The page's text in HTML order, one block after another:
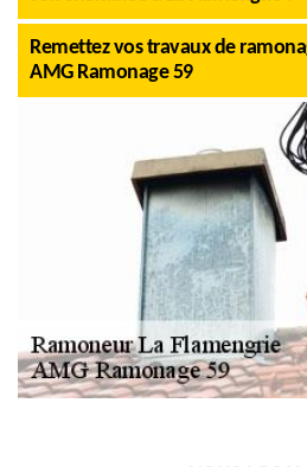
Remettez vos travaux de
AMG Ramonage 59